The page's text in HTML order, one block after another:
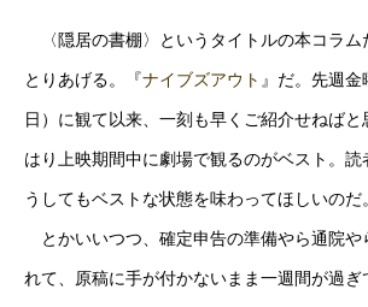
〈隠居の書棚〉というタイトルの本コラム
とりあげる。『ナイブズアウト 』だ。先週
日）に観て以来、一刻も早くご紹介せねば
はり上映期間中に劇場で観るのがベスト。
うしてもベストな状態を味わってほしいのだ。
とかいいつつ、確定申告の準備やら通院や
れて、原稿に手が付かないまま一週間が過ぎ